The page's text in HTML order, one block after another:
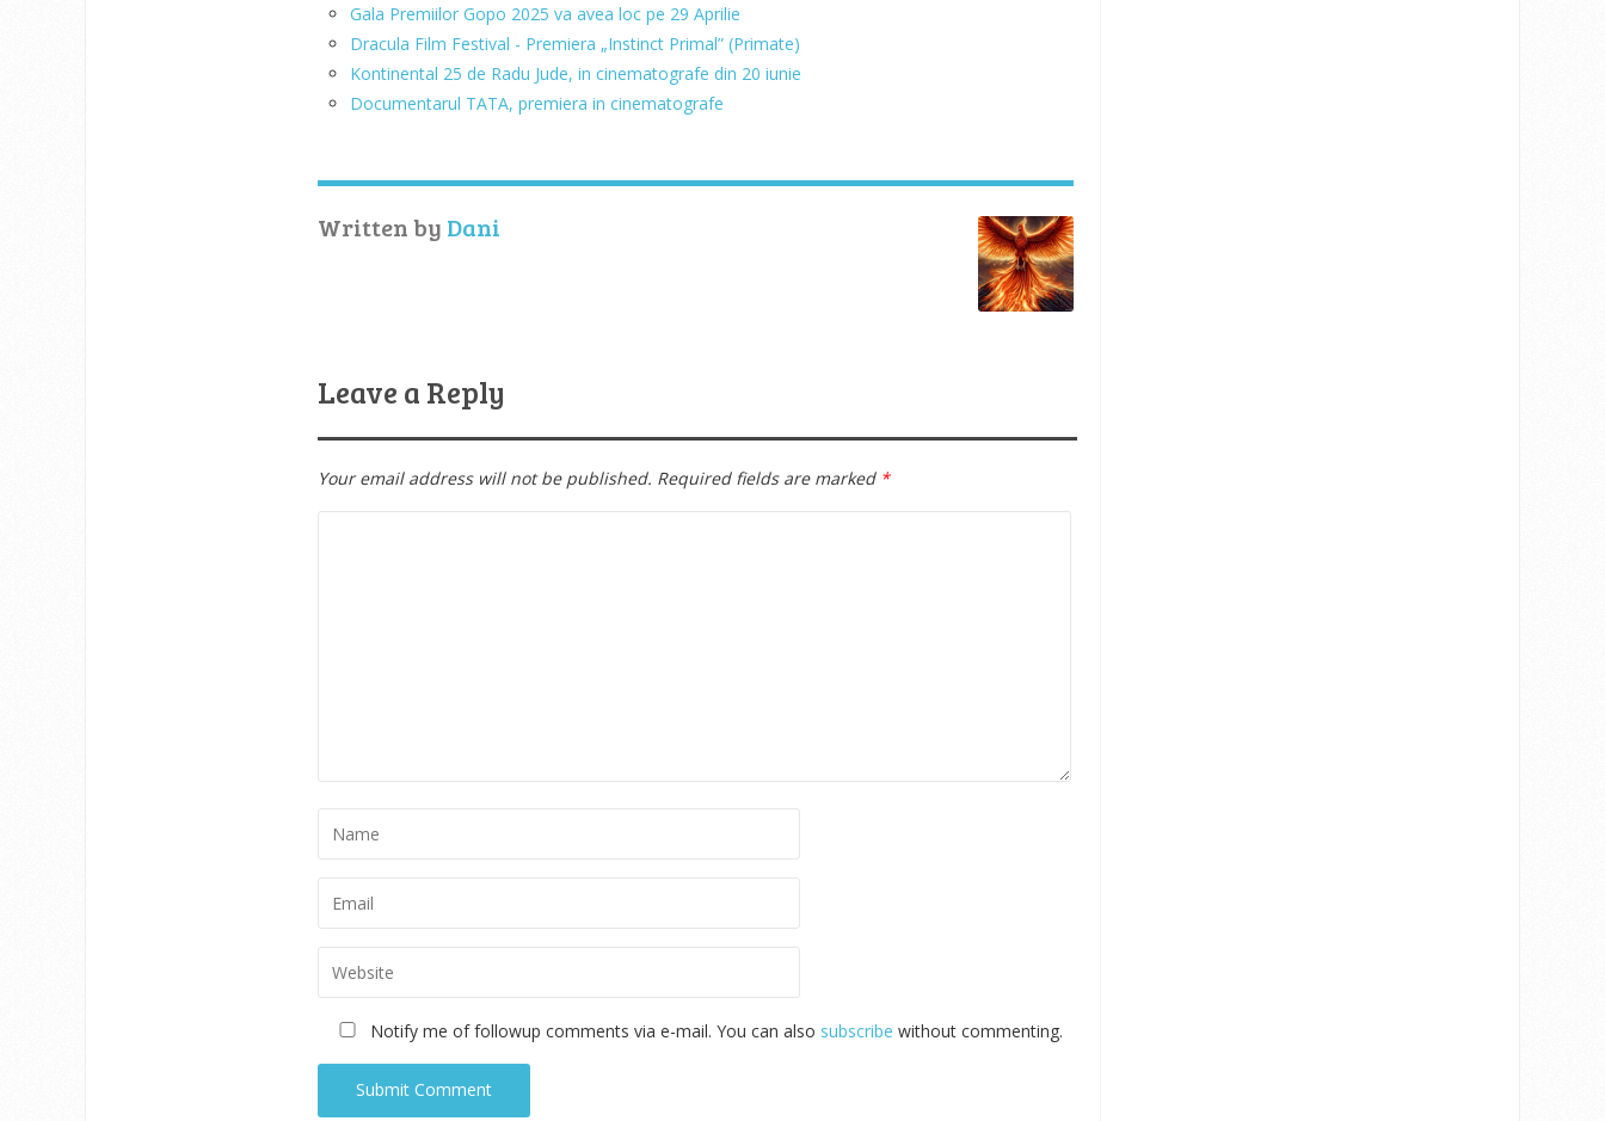
Gala Premiilor Gopo 2025 va avea loc pe 29 Aprilie
Dracula Film Festival - Premiera „Instinct Primal” (Primate)
Kontinental 25 de Radu Jude, in cinematografe din 20 iunie
Documentarul TATA, premiera in cinematografe
Written by Dani
Leave a Reply
Your email address will not be published. Required fields are marked *
Notify me of followup comments via e-mail. You can also subscribe without commenting.